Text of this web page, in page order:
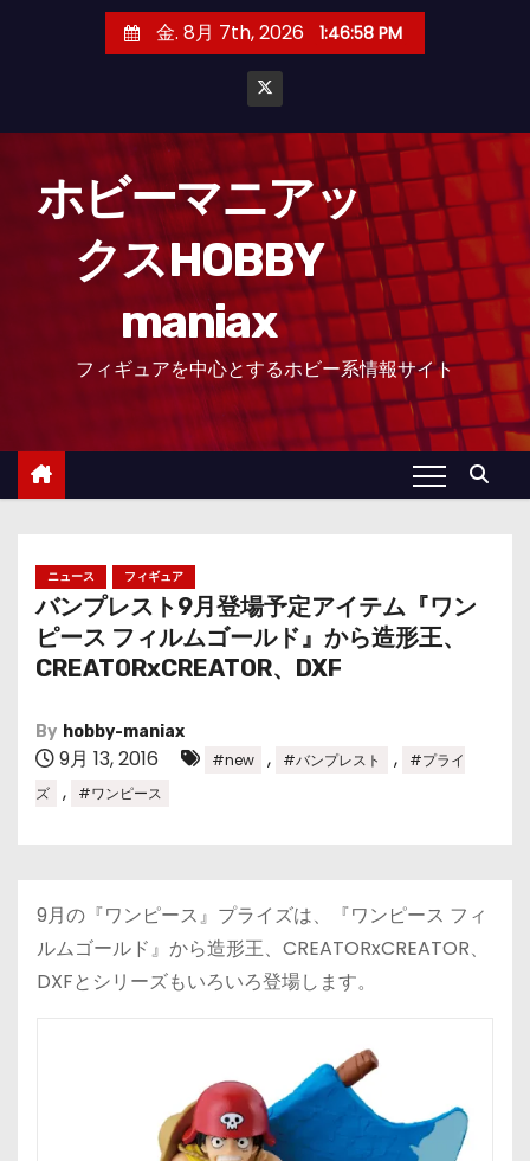
金. 8月 7th, 2026 1:46:59 PM
ホビーマニアッ
クスHOBBY
maniax
フィギュアを中心とするホビー系情報サイト
ニュース フィギュア
バンプレスト9月登場予定アイテム『ワン
ピース フィルムゴールド』から造形王、
CREATORxCREATOR、DXF
By hobby-maniax
9月 13, 2016 #new , #バンプレスト ,
#プライ
ズ
, #ワンピース
9月の『ワンピース』プライズは、『ワンピース フィ
ルムゴールド』から造形王、CREATORxCREATOR、
DXFとシリーズもいろいろ登場します。